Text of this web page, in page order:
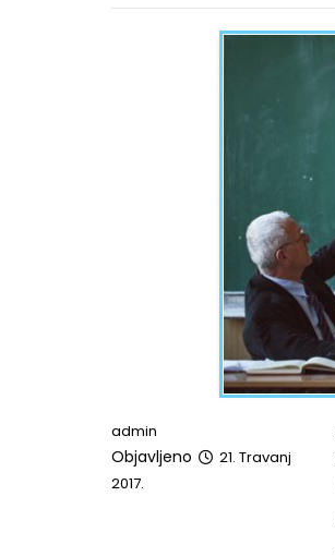
admin
Objavljeno
21. Travanj
2017.